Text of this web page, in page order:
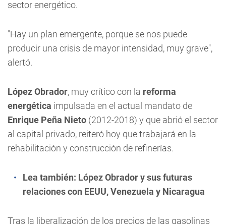
sector energético.
"Hay un plan emergente, porque se nos puede
producir una crisis de mayor intensidad, muy grave",
alertó.
López Obrador, muy crítico con la reforma
energética impulsada en el actual mandato de
Enrique Peña Nieto (2012-2018) y que abrió el sector
al capital privado, reiteró hoy que trabajará en la
rehabilitación y construcción de refinerías.
Lea también: López Obrador y sus futuras
relaciones con EEUU, Venezuela y Nicaragua
Tras la liberalización de los precios de las gasolinas